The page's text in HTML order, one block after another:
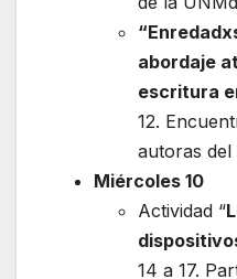
abordaje
escritura
12.
autoras
Miércoles 10
Actividad “
14 a 17.